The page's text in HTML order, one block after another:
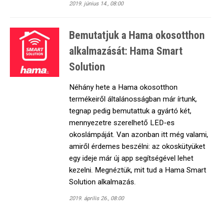
2019. június 14., 08:00
Bemutatjuk a Hama okosotthon
alkalmazását: Hama Smart
Solution
Néhány hete a Hama okosotthon
termékeiről általánosságban már írtunk,
tegnap pedig bemutattuk a gyártó két,
mennyezetre szerelhető LED-es
okoslámpáját. Van azonban itt még valami,
amiről érdemes beszélni: az okoskütyüket
egy ideje már új app segítségével lehet
kezelni. Megnéztük, mit tud a Hama Smart
Solution alkalmazás.
2019. április 26., 08:00